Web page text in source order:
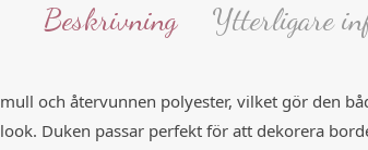
Beskrivning Ytterligare
och återvunnen polyester, vilket gör den
Duken passar perfekt för att dekorera